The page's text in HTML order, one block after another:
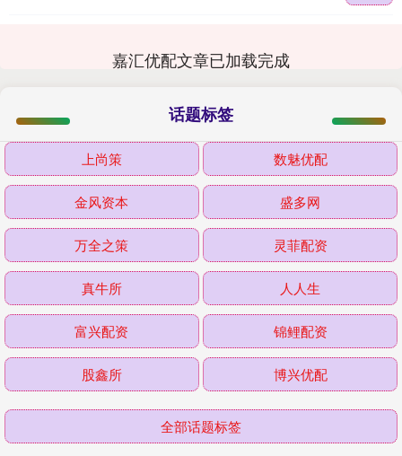
嘉汇优配文章已加载完成
话题标签
上尚策 数魅优配
金风资本 盛多网
万全之策 灵菲配资
真牛所 人人生
富兴配资 锦鲤配资
股鑫所 博兴优配
全部话题标签